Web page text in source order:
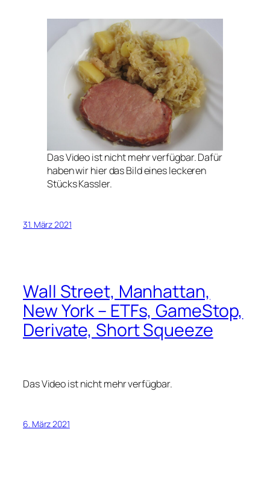
Das Video ist nicht mehr verfügbar. Dafür
haben wir hier das Bild eines leckeren
Stücks Kassler.
31. März 2021
Wall Street, Manhattan,
New York – ETFs, GameStop,
Derivate, Short Squeeze
Das Video ist nicht mehr verfügbar.
6. März 2021